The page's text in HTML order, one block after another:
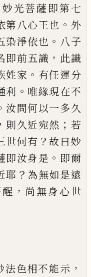
妙光菩薩即第七
第八心王也 。 外
染淨依也 。 八子
即前五識 ， 此識
姓家 。 有任運分
利 。 唯緣現在不
汝問何以一多久
， 則久近宛然 ； 若
世何有 ？故曰妙
即汝身是 。 即爾
耶 ？ 為無如是遠
， 尚無身心世
法色相不能示 ，